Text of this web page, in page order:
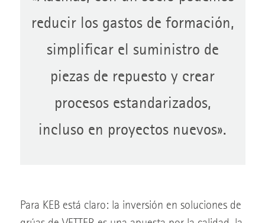
reducir los gastos de formación,
simplificar el suministro de
piezas de repuesto y crear
procesos estandarizados,
incluso en proyectos nuevos».
Para KEB está claro: la inversión en soluciones de